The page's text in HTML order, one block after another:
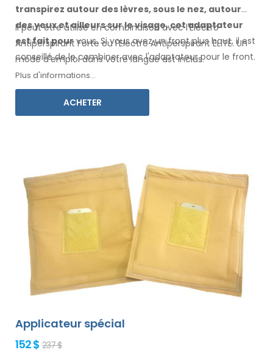
transpirez autour des lèvres, sous le nez, autour
des yeuxet ailleurssur le visage, cet adaptateur
est faitpourvous.Sivousavez unfront plus haut, il est
conseillé de le combineravec l'adaptateur pour le front.
Il peut être utilisé en combinaison avec l'Electro
Antiperspirant Forte ou l'Electro Antiperspirant ELITE. Un
mode d'emploidans votrelangue est inclus.
Plus d'informations...
ACHETER
Applicateur spécial
152 $ 237 $